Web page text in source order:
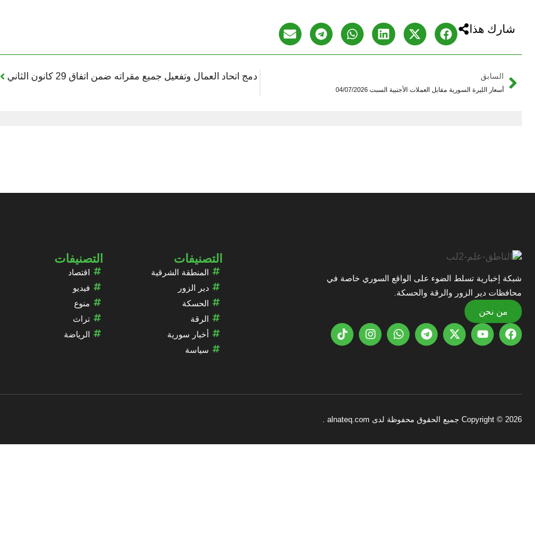
شارك هذا
السابق
أسعار الليرة السورية مقابل العملات الأجنبية السبت 04/07/2026
الحسكة: استكمال دمج اتحاد العمال وتفعيل جميع مقراته ضمن اتفاق 29 كانون الثاني
شبكة إخبارية تسلط الضوء على الواقع السوري خاصة في
محافظات دير الزور والرقة والحسكة.
من نحن
التصنيفات
المنطقة الشرقية
دير الزور
الحسكة
الرقة
أخبار سورية
سياسة
التصنيفات
اقتصاد
فيديو
منوع
تراث
الرياضة
Copyright © 2026 جميع الحقوق محفوظة لدى alnateq.com .